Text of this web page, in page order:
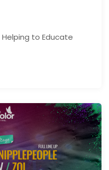
Helping to Educate